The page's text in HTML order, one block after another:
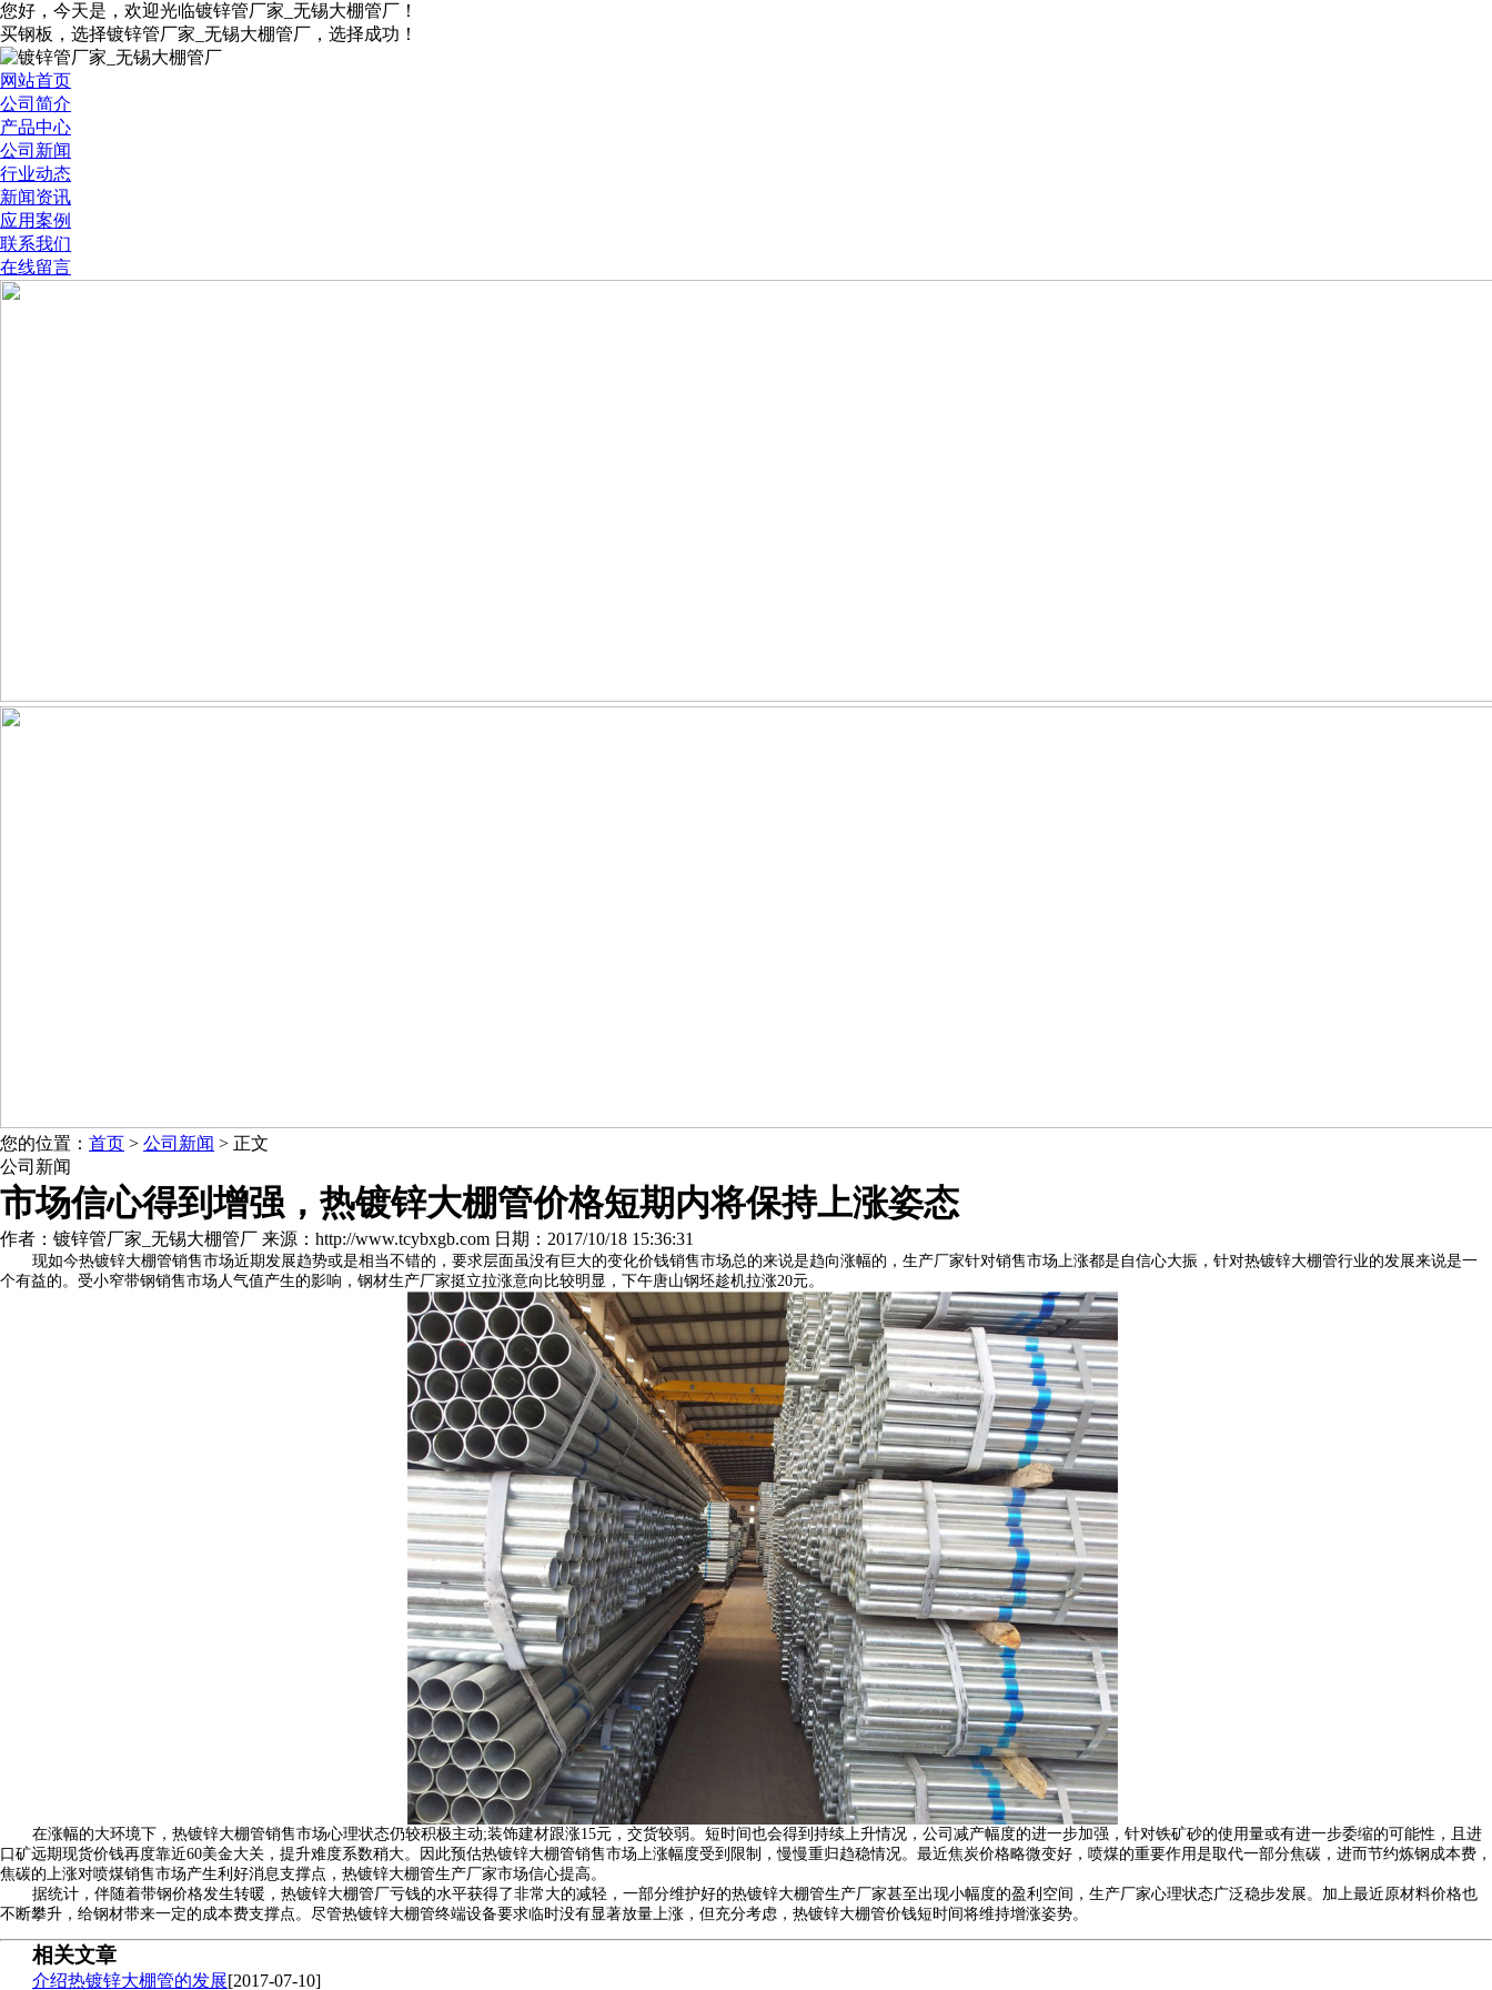
您好，今天是 ，欢迎光临镀锌管厂家_无锡大棚管厂！
买钢板，选择镀锌管厂家_无锡大棚管厂，选择成功！
网站首页
公司简介
产品中心
公司新闻
行业动态
新闻资讯
应用案例
联系我们
在线留言
您的位置： 首页 > 公司新闻 > 正文
公司新闻
市场信心得到增强，热镀锌大棚管价格短期内将保持上涨姿态
作者：镀锌管厂家_无锡大棚管厂 来源：http://www.tcybxgb.com 日期：2017/10/18 15:36:31
现如今热镀锌大棚管销售市场近期发展趋势或是相当不错的，要求层面虽没有巨大的变化价钱销售市场总的来说是趋向涨幅的，生产厂家针对销售市场上涨都是自信心大振，针对热镀锌大棚管行业的发展来说是一
个有益的。受小窄带钢销售市场人气值产生的影响，钢材生产厂家挺立拉涨意向比较明显，下午唐山钢坯趁机拉涨20元。
在涨幅的大环境下，热镀锌大棚管销售市场心理状态仍较积极主动;装饰建材跟涨15元，交货较弱。短时间也会得到持续上升情况，公司减产幅度的进一步加强，针对铁矿砂的使用量或有进一步委缩的可能性，且进
口矿远期现货价钱再度靠近60美金大关，提升难度系数稍大。因此预估热镀锌大棚管销售市场上涨幅度受到限制，慢慢重归趋稳情况。最近焦炭价格略微变好，喷煤的重要作用是取代一部分焦碳，进而节约炼钢成本费，
焦碳的上涨对喷煤销售市场产生利好消息支撑点，热镀锌大棚管生产厂家市场信心提高。
据统计，伴随着带钢价格发生转暖，热镀锌大棚管厂亏钱的水平获得了非常大的减轻，一部分维护好的热镀锌大棚管生产厂家甚至出现小幅度的盈利空间，生产厂家心理状态广泛稳步发展。加上最近原材料价格也
不断攀升，给钢材带来一定的成本费支撑点。尽管热镀锌大棚管终端设备要求临时没有显著放量上涨，但充分考虑，热镀锌大棚管价钱短时间将维持增涨姿势。
相关文章
介绍热镀锌大棚管的发展[2017-07-10]